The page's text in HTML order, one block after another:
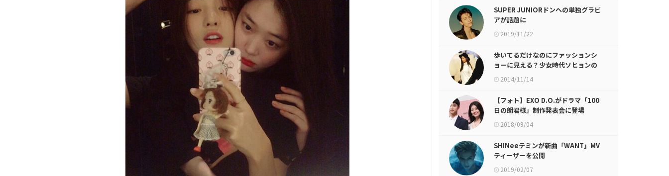
SUPER JUNIORドンヘの単独グラビ
アが話題に
2019/11/22
歩いてるだけなのにファッションシ
ョーに見える？少女時代ソヒョンの
gif画像が話題に
2014/11/14
【フォト】EXO D.O.がドラマ「100
日の朗君様」制作発表会に登場
2018/09/04
SHINeeテミンが新曲「WANT」MV
ティーザーを公開
2019/02/07